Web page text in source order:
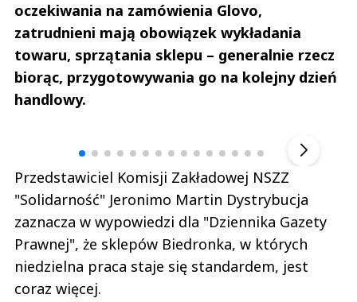
oczekiwania na zamówienia Glovo,
zatrudnieni mają obowiązek wykładania
towaru, sprzątania sklepu – generalnie rzecz
biorąc, przygotowywania go na kolejny dzień
handlowy.
Przedstawiciel Komisji Zakładowej NSZZ
"Solidarność" Jeronimo Martin Dystrybucja
zaznacza w wypowiedzi dla "Dziennika Gazety
Prawnej", że sklepów Biedronka, w których
niedzielna praca staje się standardem, jest
coraz więcej.